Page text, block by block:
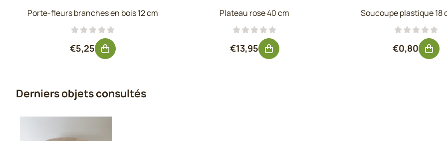
Porte-fleurs branches en bois 12 cm
Prix: 5,25, hors TVA : 4,34
€5,25
Plateau rose 40 cm
Prix: 13,95, hors TVA : 11,53
€13,95
Soucoupe plastique 18
Prix: 0,80,
€0,80
Derniers objets consultés